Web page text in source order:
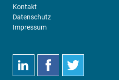
Kontakt
Datenschutz
Impressum